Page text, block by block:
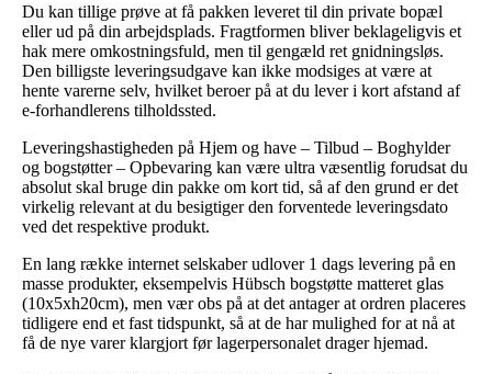
Du kan tillige prøve at få pakken leveret til din private bopæl
eller ud på din arbejdsplads. Fragtformen bliver beklageligvis et
hak mere omkostningsfuld, men til gengæld ret gnidningsløs.
Den billigste leveringsudgave kan ikke modsiges at være at
hente varerne selv, hvilket beroer på at du lever i kort afstand af
e-forhandlerens tilholdssted.
Leveringshastigheden på Hjem og have – Tilbud – Boghylder
og bogstøtter – Opbevaring kan være ultra væsentlig forudsat du
absolut skal bruge din pakke om kort tid, så af den grund er det
virkelig relevant at du besigtiger den forventede leveringsdato
ved det respektive produkt.
En lang række internet selskaber udlover 1 dags levering på en
masse produkter, eksempelvis Hübsch bogstøtte matteret glas
(10x5xh20cm), men vær obs på at det antager at ordren placeres
tidligere end et fast tidspunkt, så at de har mulighed for at nå at
få de nye varer klargjort før lagerpersonalet drager hjemad.